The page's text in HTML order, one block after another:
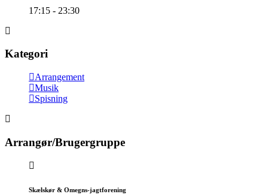
17:15 - 23:30
Kategori
Arrangement
Musik
Spisning
Arrangør/Brugergruppe
Skælskør & Omegns-jagtforening